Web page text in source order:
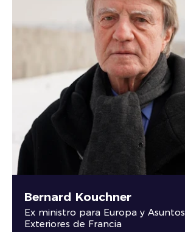
Leer más
Bernard Kouchner
Ex ministro para Europa y Asuntos
Exteriores de Francia